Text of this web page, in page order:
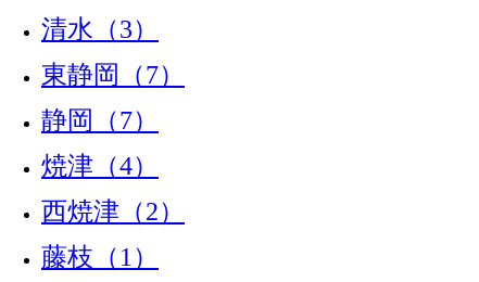
清水（3）
東静岡（7）
静岡（7）
焼津（4）
西焼津（2）
藤枝（1）